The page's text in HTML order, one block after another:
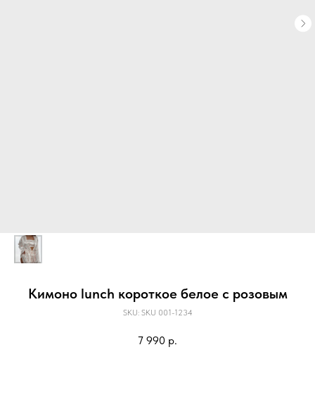
Кимоно lunch короткое белое с розовым
SKU: SKU 001-1234
7 990 р.